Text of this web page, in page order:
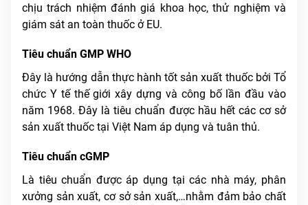
chịu trách nhiệm đánh giá khoa học, thử nghiệm và
giám sát an toàn thuốc ở EU.
Tiêu chuẩn GMP WHO
Đây là hướng dẫn thực hành tốt sản xuất thuốc bởi Tổ
chức Y tế thế giới xây dựng và công bố lần đầu vào
năm 1968. Đây là tiêu chuẩn được hầu hết các cơ sở
sản xuất thuốc tại Việt Nam áp dụng và tuân thủ.
Tiêu chuẩn cGMP
Là tiêu chuẩn được áp dụng tại các nhà máy, phân
xưởng sản xuất, cơ sở sản xuất,…nhằm đảm bảo chất